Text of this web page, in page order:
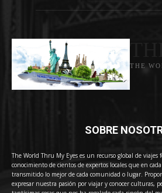
THE
SOBRE
The World Thru My Eyes es un recurso global de viajes
conocimiento de cientos de expertos locales que en
transmitido lo mejor de cada comunidad o lugar.
expresar nuestra pasión por viajar y conocer culturas,